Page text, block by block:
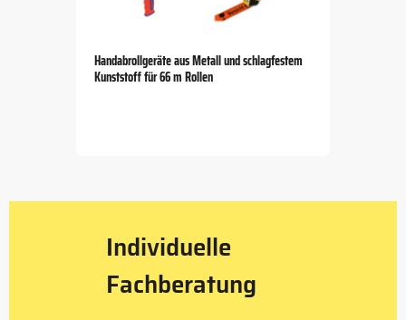
Handabrollgeräte aus Metall und schlagfestem
Kunststoff für 66 m Rollen
Individuelle
Fachberatung